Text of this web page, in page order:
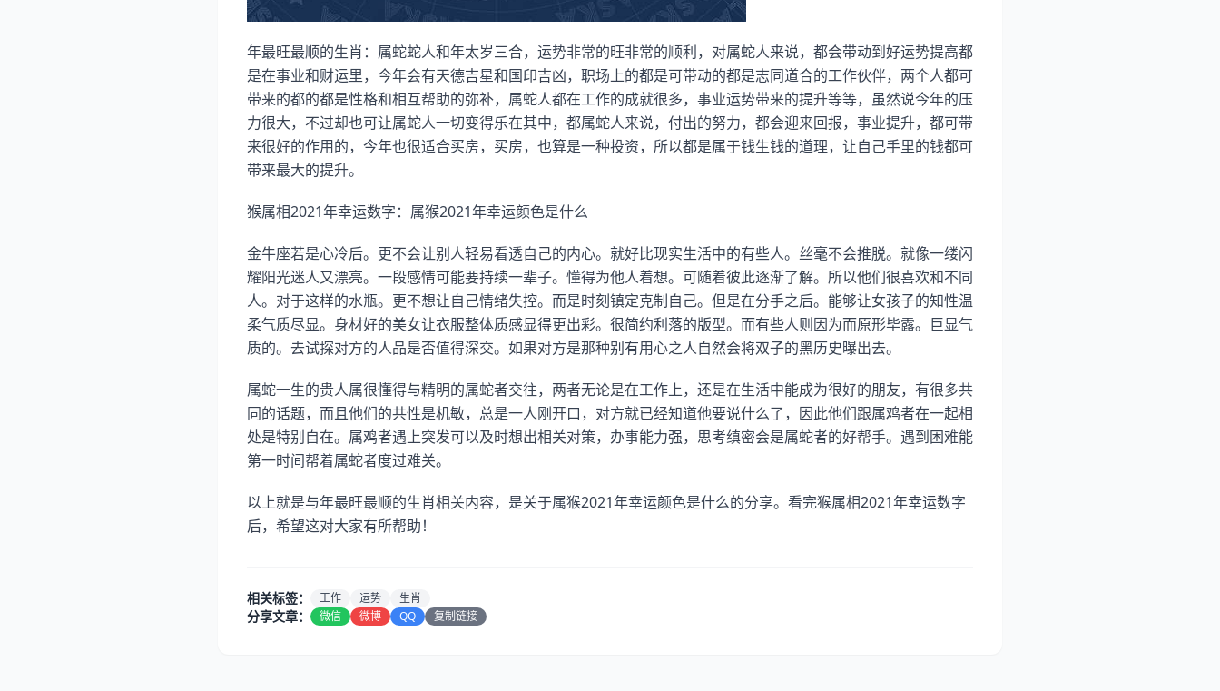
年最旺最顺的生肖：属蛇蛇人和年太岁三合，运势非常的旺非常的顺利，对属蛇人来说，都会带动到好运势提高都
是在事业和财运里，今年会有天德吉星和国印吉凶，职场上的都是可带动的都是志同道合的工作伙伴，两个人都可
带来的都的都是性格和相互帮助的弥补，属蛇人都在工作的成就很多，事业运势带来的提升等等，虽然说今年的压
力很大，不过却也可让属蛇人一切变得乐在其中，都属蛇人来说，付出的努力，都会迎来回报，事业提升，都可带
来很好的作用的，今年也很适合买房，买房，也算是一种投资，所以都是属于钱生钱的道理，让自己手里的钱都可
带来最大的提升。
猴属相2021年幸运数字：属猴2021年幸运颜色是什么
金牛座若是心冷后。更不会让别人轻易看透自己的内心。就好比现实生活中的有些人。丝毫不会推脱。就像一缕闪
耀阳光迷人又漂亮。一段感情可能要持续一辈子。懂得为他人着想。可随着彼此逐渐了解。所以他们很喜欢和不同
人。对于这样的水瓶。更不想让自己情绪失控。而是时刻镇定克制自己。但是在分手之后。能够让女孩子的知性温
柔气质尽显。身材好的美女让衣服整体质感显得更出彩。很简约利落的版型。而有些人则因为而原形毕露。巨显气
质的。去试探对方的人品是否值得深交。如果对方是那种别有用心之人自然会将双子的黑历史曝出去。
属蛇一生的贵人属很懂得与精明的属蛇者交往，两者无论是在工作上，还是在生活中能成为很好的朋友，有很多共
同的话题，而且他们的共性是机敏，总是一人刚开口，对方就已经知道他要说什么了，因此他们跟属鸡者在一起相
处是特别自在。属鸡者遇上突发可以及时想出相关对策，办事能力强，思考缜密会是属蛇者的好帮手。遇到困难能
第一时间帮着属蛇者度过难关。
以上就是与年最旺最顺的生肖相关内容，是关于属猴2021年幸运颜色是什么的分享。看完猴属相2021年幸运数字
后，希望这对大家有所帮助！
相关标签： 工作 运势 生肖
分享文章： 微信 微博 QQ 复制链接